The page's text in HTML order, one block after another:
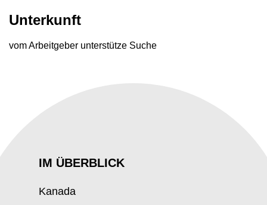
Unterkunft
vom Arbeitgeber unterstütze Suche
IM ÜBERBLICK
Kanada